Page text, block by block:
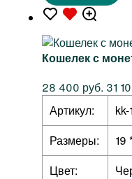
Кошелек с
28 400 руб. 31
Артикул:
Размеры:
19
Цвет: